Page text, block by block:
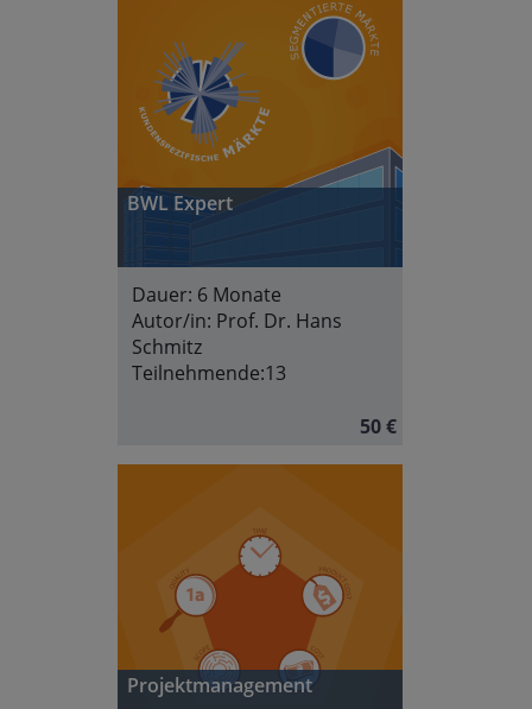
BWL Expert
Dauer: 6 Monate
Autor/in: Prof. Dr. Hans
Schmitz
Teilnehmende:13
50 €
Projektmanagement